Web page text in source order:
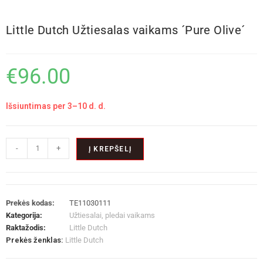
Little Dutch Užtiesalas vaikams ´Pure Olive´
€96.00
Išsiuntimas per 3–10 d. d.
- + Į KREPŠELĮ
Prekės kodas:
TE11030111
Kategorija:
Užtiesalai, pledai vaikams
Raktažodis:
Little Dutch
Prekės ženklas: Little Dutch